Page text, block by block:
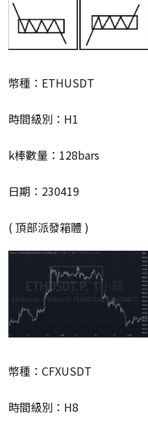
幣種：ETHUSDT
時間級別：H1
k棒數量：128bars
日期：230419
( 頂部派發箱體 )
幣種：CFXUSDT
時間級別：H8